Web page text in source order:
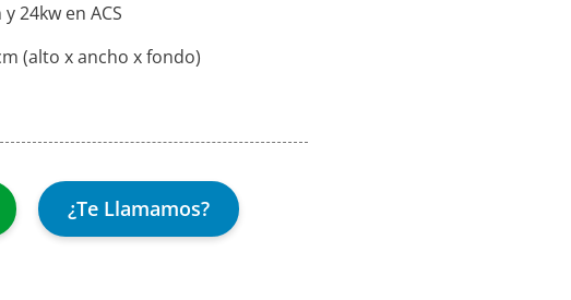
24kw en ACS
(alto x ancho x fondo)
¿Te Llamamos?